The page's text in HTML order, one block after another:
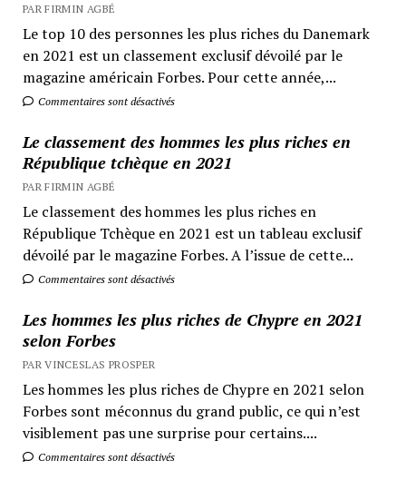
PAR FIRMIN AGBÉ
Le top 10 des personnes les plus riches du Danemark
en 2021 est un classement exclusif dévoilé par le
magazine américain Forbes. Pour cette année,...
Commentaires sont désactivés
Le classement des hommes les plus riches en
République tchèque en 2021
PAR FIRMIN AGBÉ
Le classement des hommes les plus riches en
République Tchèque en 2021 est un tableau exclusif
dévoilé par le magazine Forbes. A l’issue de cette...
Commentaires sont désactivés
Les hommes les plus riches de Chypre en 2021
selon Forbes
PAR VINCESLAS PROSPER
Les hommes les plus riches de Chypre en 2021 selon
Forbes sont méconnus du grand public, ce qui n’est
visiblement pas une surprise pour certains....
Commentaires sont désactivés